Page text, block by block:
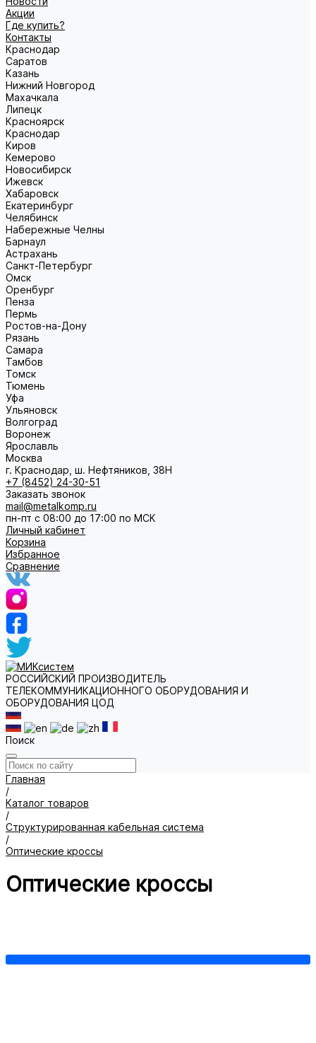
Акции
Где купить?
Контакты
Краснодар
Саратов
Казань
Нижний Новгород
Махачкала
Липецк
Красноярск
Краснодар
Киров
Кемерово
Новосибирск
Ижевск
Хабаровск
Екатеринбург
Челябинск
Набережные Челны
Барнаул
Астрахань
Санкт-Петербург
Омск
Оренбург
Пенза
Пермь
Ростов-на-Дону
Рязань
Самара
Тамбов
Томск
Тюмень
Уфа
Ульяновск
Волгоград
Воронеж
Ярославль
Москва
г. Краснодар, ш. Нефтяников, 38Н
+7 (8452) 24-30-51
Заказать звонок
mail@metalkomp.ru
пн-пт с 08:00 до 17:00 по МСК
Личный кабинет
Корзина
Избранное
Сравнение
РОССИЙСКИЙ ПРОИЗВОДИТЕЛЬ
ТЕЛЕКОММУНИКАЦИОННОГО ОБОРУДОВАНИЯ И
ОБОРУДОВАНИЯ ЦОД
Поиск
Главная
/
Каталог товаров
/
Структурированная кабельная система
/
Оптические кроссы
Оптические кроссы